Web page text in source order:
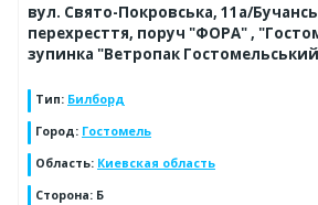
вул. Свято-Покровська, 11а/
перехресття, поруч "ФОРА" ,
зупинка "Ветропак
Тип: Билборд
Город: Гостомель
Область: Киевская область
Сторона: Б